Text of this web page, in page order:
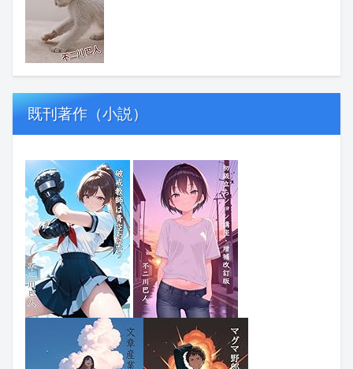
既刊著作（小説）